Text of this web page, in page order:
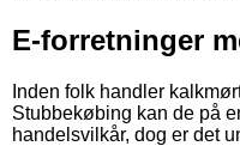
E-forretninger
Inden folk handler
Stubbekøbing kan de på
handelsvilkår, dog er det